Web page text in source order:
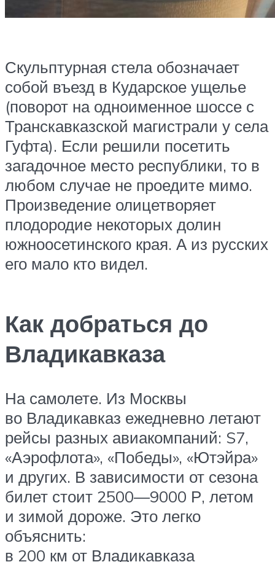
Скульптурная стела обозначает
собой въезд в Кударское ущелье
(поворот на одноименное шоссе с
Транскавказской магистрали у села
Гуфта). Если решили посетить
загадочное место республики, то в
любом случае не проедите мимо.
Произведение олицетворяет
плодородие некоторых долин
южноосетинского края. А из русских
его мало кто видел.
Как добраться до
Владикавказа
На самолете. Из Москвы
во Владикавказ ежедневно летают
рейсы разных авиакомпаний: S7,
«Аэрофлота», «Победы», «Ютэйра»
и других. В зависимости от сезона
билет стоит 2500—9000 Р, летом
и зимой дороже. Это легко
объяснить:
в 200 км от Владикавказа